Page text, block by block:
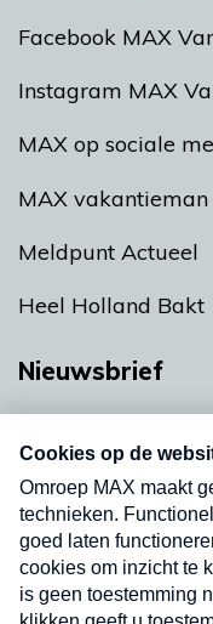
Facebook MAX
Instagram MAX
MAX op sociale
MAX vakantieman
Meldpunt Actueel
Heel Holland Bakt
Nieuwsbrief
nieuwsbrief. Elke
uw mailbox.